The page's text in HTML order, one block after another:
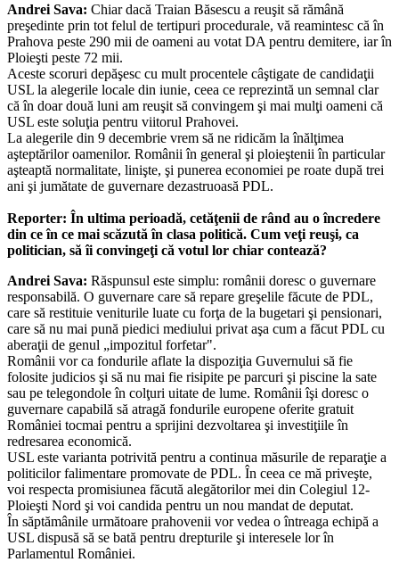
Andrei Sava: Chiar dacă Traian Băsescu a reuşit să rămână
preşedinte prin tot felul de tertipuri procedurale, vă reamintesc că în
Prahova peste 290 mii de oameni au votat DA pentru demitere, iar în
Ploieşti peste 72 mii.
Aceste scoruri depăşesc cu mult procentele câştigate de candidaţii
USL la alegerile locale din iunie, ceea ce reprezintă un semnal clar
că în doar două luni am reuşit să convingem şi mai mulţi oameni că
USL este soluţia pentru viitorul Prahovei.
La alegerile din 9 decembrie vrem să ne ridicăm la înălţimea
aşteptărilor oamenilor. Românii în general şi ploieştenii în particular
aşteaptă normalitate, linişte, şi punerea economiei pe roate după trei
ani şi jumătate de guvernare dezastruoasă PDL.
Reporter: În ultima perioadă, cetăţenii de rând au o încredere
din ce în ce mai scăzută în clasa politică. Cum veţi reuşi, ca
politician, să îi convingeţi că votul lor chiar contează?
Andrei Sava: Răspunsul este simplu: românii doresc o guvernare
responsabilă. O guvernare care să repare greşelile făcute de PDL,
care să restituie veniturile luate cu forţa de la bugetari şi pensionari,
care să nu mai pună piedici mediului privat aşa cum a făcut PDL cu
aberaţii de genul „impozitul forfetar".
Românii vor ca fondurile aflate la dispoziţia Guvernului să fie
folosite judicios şi să nu mai fie risipite pe parcuri şi piscine la sate
sau pe telegondole în colţuri uitate de lume. Românii îşi doresc o
guvernare capabilă să atragă fondurile europene oferite gratuit
României tocmai pentru a sprijini dezvoltarea şi investiţiile în
redresarea economică.
USL este varianta potrivită pentru a continua măsurile de reparaţie a
politicilor falimentare promovate de PDL. În ceea ce mă priveşte,
voi respecta promisiunea făcută alegătorilor mei din Colegiul 12-
Ploieşti Nord şi voi candida pentru un nou mandat de deputat.
În săptămânile următoare prahovenii vor vedea o întreaga echipă a
USL dispusă să se bată pentru drepturile şi interesele lor în
Parlamentul României.